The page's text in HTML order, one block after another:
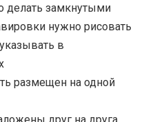
делать замкнутыми
нужно рисовать
в
размещен на одной